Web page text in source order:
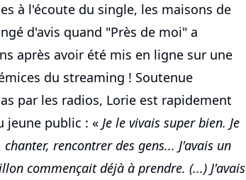
à l'écoute du single, les maisons de
d'avis quand "Près de moi" a
après avoir été mis en ligne sur une
du streaming ! Soutenue
par les radios, Lorie est rapidement
jeune public : « Je le vivais super bien. Je
rencontrer des gens... J'avais un
commençait déjà à prendre. (...) J'avais